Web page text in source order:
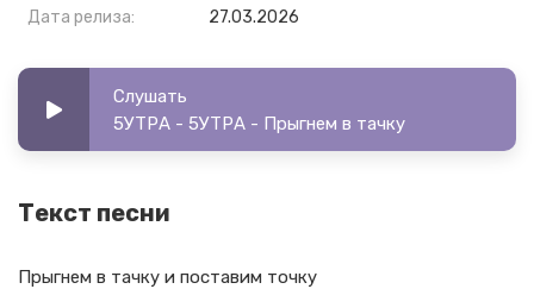
Дата релиза:
27.03.2026
Слушать
5УТРА - 5УТРА - Прыгнем в тачку
Текст песни
Прыгнем в тачку и поставим точку